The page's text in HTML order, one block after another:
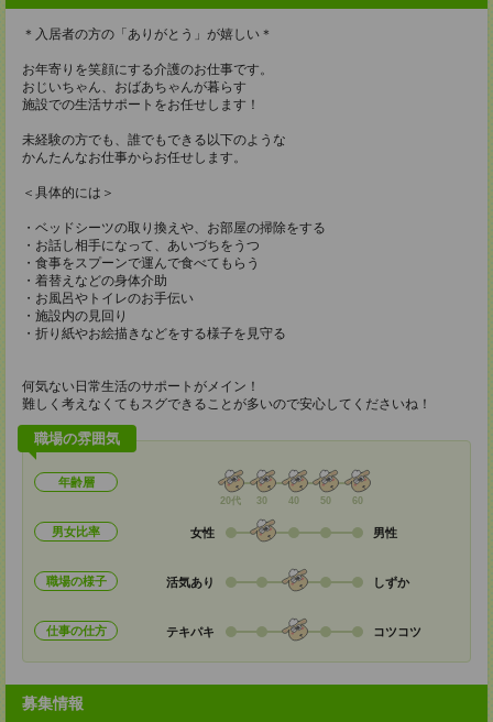
＊入居者の方の「ありがとう」が嬉しい＊
お年寄りを笑顔にする介護のお仕事です。
おじいちゃん、おばあちゃんが暮らす
施設での生活サポートをお任せします！
未経験の方でも、誰でもできる以下のような
かんたんなお仕事からお任せします。
＜具体的には＞
・ベッドシーツの取り換えや、お部屋の掃除をする
・お話し相手になって、あいづちをうつ
・食事をスプーンで運んで食べてもらう
・着替えなどの身体介助
・お風呂やトイレのお手伝い
・施設内の見回り
・折り紙やお絵描きなどをする様子を見守る
何気ない日常生活のサポートがメイン！
難しく考えなくてもスグできることが多いので安心してくださいね！
職場の雰囲気
年齢層
20代 30 40 50 60
男女比率 女性 男性
職場の様子 活気あり しずか
仕事の仕方 テキパキ コツコツ
募集情報